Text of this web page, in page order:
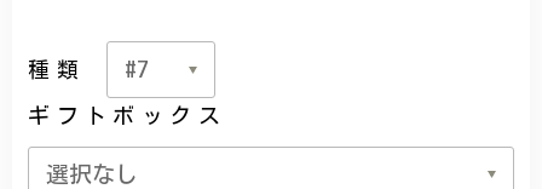
種類
ギフトボックス